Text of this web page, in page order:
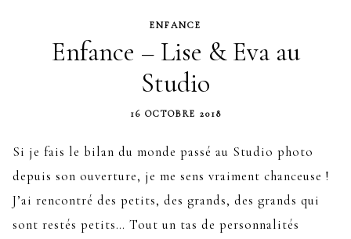
ENFANCE
Enfance – Lise & Eva au
Studio
16 OCTOBRE 2018
Si je fais le bilan du monde passé au Studio photo
depuis son ouverture, je me sens vraiment chanceuse !
J’ai rencontré des petits, des grands, des grands qui
sont restés petits… Tout un tas de personnalités